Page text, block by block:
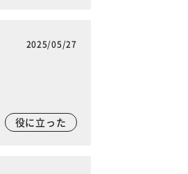
2025/05/27
役に立った